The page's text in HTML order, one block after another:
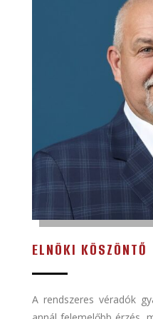
ELNÖKI KÖSZÖNTŐ
A rendszeres véradók